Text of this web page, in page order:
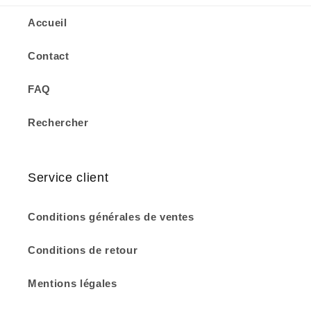
Accueil
Contact
FAQ
Rechercher
Service client
Conditions générales de ventes
Conditions de retour
Mentions légales